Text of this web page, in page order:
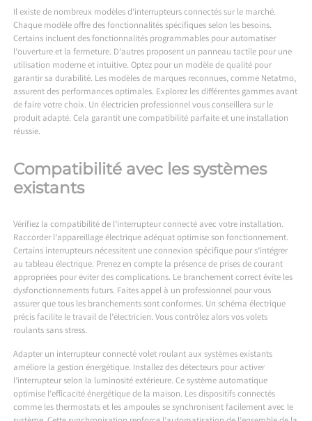
Il existe de nombreux modèles d’interrupteurs connectés sur le marché.
Chaque modèle offre des fonctionnalités spécifiques selon les besoins.
Certains incluent des fonctionnalités programmables pour automatiser
l’ouverture et la fermeture. D’autres proposent un panneau tactile pour une
utilisation moderne et intuitive. Optez pour un modèle de qualité pour
garantir sa durabilité. Les modèles de marques reconnues, comme Netatmo,
assurent des performances optimales. Explorez les différentes gammes avant
de faire votre choix. Un électricien professionnel vous conseillera sur le
produit adapté. Cela garantit une compatibilité parfaite et une installation
réussie.
Compatibilité avec les systèmes
existants
Vérifiez la compatibilité de l’interrupteur connecté avec votre installation.
Raccorder l’appareillage électrique adéquat optimise son fonctionnement.
Certains interrupteurs nécessitent une connexion spécifique pour s’intégrer
au tableau électrique. Prenez en compte la présence de prises de courant
appropriées pour éviter des complications. Le branchement correct évite les
dysfonctionnements futurs. Faites appel à un professionnel pour vous
assurer que tous les branchements sont conformes. Un schéma électrique
précis facilite le travail de l’électricien. Vous contrôlez alors vos volets
roulants sans stress.
Adapter un interrupteur connecté volet roulant aux systèmes existants
améliore la gestion énergétique. Installez des détecteurs pour activer
l’interrupteur selon la luminosité extérieure. Ce système automatique
optimise l’efficacité énergétique de la maison. Les dispositifs connectés
comme les thermostats et les ampoules se synchronisent facilement avec le